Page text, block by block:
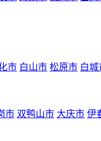
市 白山市 松原市 白城
市 双鸭山市 大庆市 伊